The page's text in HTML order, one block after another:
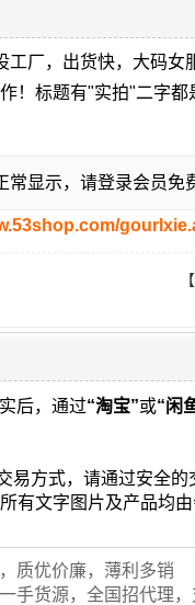
工厂，出货快，大码
！标题有"实拍"二字
显示，请登录会员免
后，通过“淘宝”或“闲
易方式，请通过安全
有文字图片及产品均
质优价廉，薄利多销
手货源，全国招代理